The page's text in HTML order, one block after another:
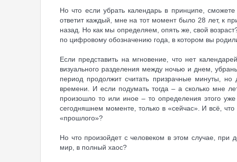
Но что если убрать календарь в принципе,
ответит каждый, мне на тот момент было 28 лет, к
назад. Но как мы определяем, опять же, свой
по цифровому обозначению года, в котором вы
Если представить на мгновение, что нет
визуального разделения между ночью и днем,
период продолжит считать призрачные минуты, но
времени. И если подумать тогда – а сколько мне
произошло то или иное – то определения этого
сегодняшнем моменте, только в «сейчас». И всё,
«прошлого»?
Но что произойдет с человеком в этом случае,
мир, в полный хаос?